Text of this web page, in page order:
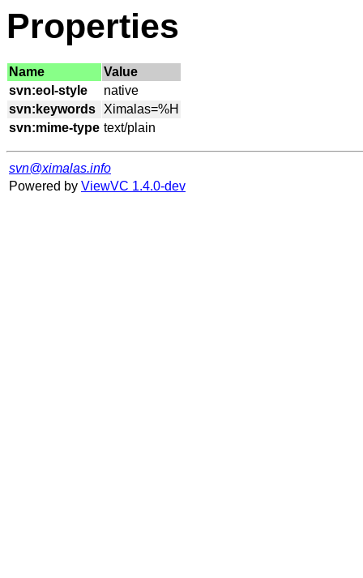
Properties
Name
Value
svn:eol-style
svn:keywords
svn:mime-type
svn@ximalas.info
Powered by ViewVC 1.4.0-dev